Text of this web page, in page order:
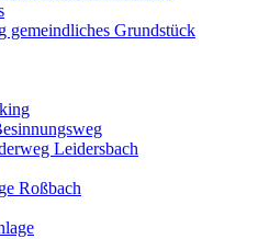
gemeindliches Grundstück
Leidersbach
Roßbach